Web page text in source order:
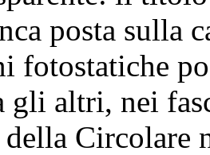
posta sulla
fotostatiche
gli altri, nei
Circolare